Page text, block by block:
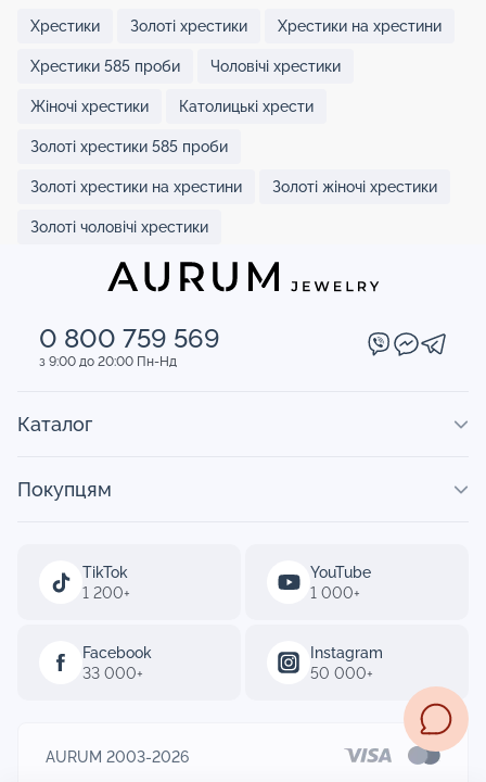
Хрестики Золоті хрестики Хрестики на хрестини
Хрестики 585 проби Чоловічі хрестики
Жіночі хрестики Католицькі хрести
Золоті хрестики 585 проби
Золоті хрестики на хрестини Золоті жіночі хрестики
Золоті чоловічі хрестики
0 800 759 569
з 9:00 до 20:00 Пн-Нд
TikTok
1 200+
YouTube
1 000+
Facebook
33 000+
Instagram
50 000+
Каталог
Покупцям
AURUM 2003-2026